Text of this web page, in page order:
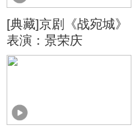
[典藏]京剧《战宛城》
表演：景荣庆